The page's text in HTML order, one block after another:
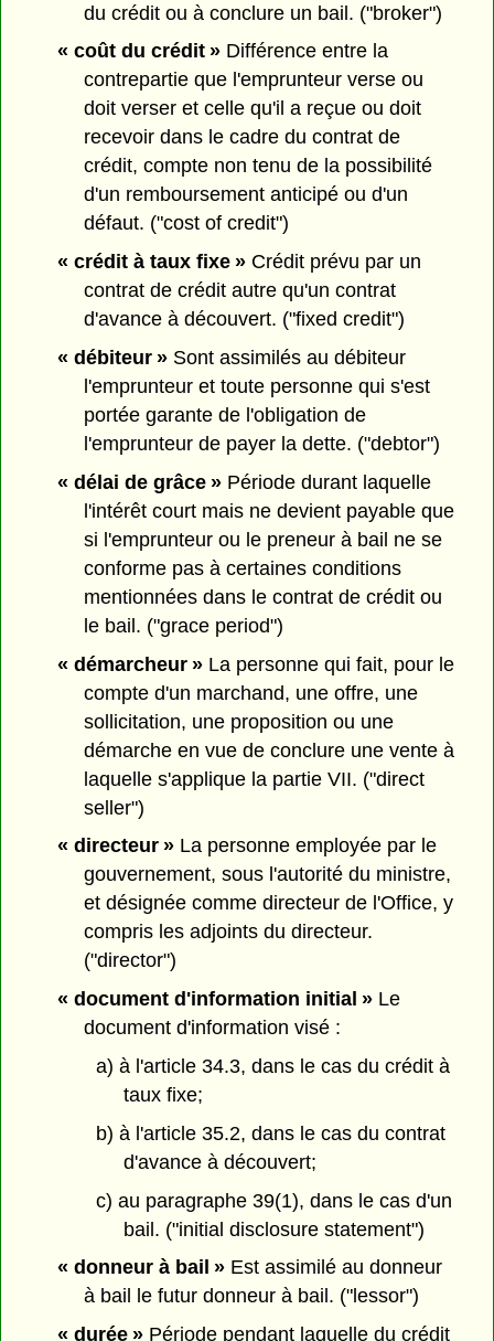
du crédit ou à conclure un bail. ("broker")
« coût du crédit »Différence entre la
contrepartie que l'emprunteur verse ou
doit verser et celle qu'il a reçue ou doit
recevoir dans le cadre du contrat de
crédit, compte non tenu de la possibilité
d'un remboursement anticipé ou d'un
défaut. ("cost of credit")
« crédit à taux fixe »Crédit prévu par un
contrat de crédit autre qu'un contrat
d'avance à découvert. ("fixed credit")
« débiteur »Sont assimilés au débiteur
l'emprunteur et toute personne qui s'est
portée garante de l'obligation de
l'emprunteur de payer la dette. ("debtor")
« délai de grâce »Période durant laquelle
l'intérêt court mais ne devient payable que
si l'emprunteur ou le preneur à bail ne se
conforme pas à certaines conditions
mentionnées dans le contrat de crédit ou
le bail. ("grace period")
« démarcheur »La personne qui fait, pour le
compte d'un marchand, une offre, une
sollicitation, une proposition ou une
démarche en vue de conclure une vente à
laquelle s'applique la partie VII. ("direct
seller")
« directeur »La personne employée par le
gouvernement, sous l'autorité du ministre,
et désignée comme directeur de l'Office, y
compris les adjoints du directeur.
("director")
« document d'information initial »Le
document d'information visé :
a) à l'article 34.3, dans le cas du crédit à
taux fixe;
b) à l'article 35.2, dans le cas du contrat
d'avance à découvert;
c) au paragraphe 39(1), dans le cas d'un
bail. ("initial disclosure statement")
« donneur à bail »Est assimilé au donneur
à bail le futur donneur à bail. ("lessor")
« durée »Période pendant laquelle du crédit